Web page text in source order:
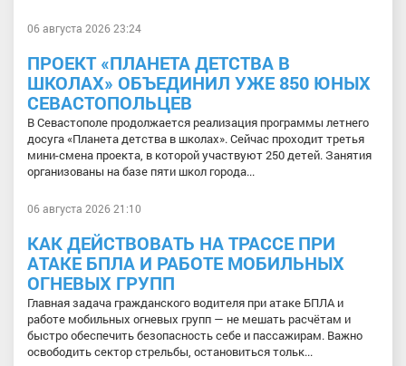
06 августа 2026 23:24
ПРОЕКТ «ПЛАНЕТА ДЕТСТВА В
ШКОЛАХ» ОБЪЕДИНИЛ УЖЕ 850 ЮНЫХ
СЕВАСТОПОЛЬЦЕВ
В Севастополе продолжается реализация программы летнего
досуга «Планета детства в школах». Сейчас проходит третья
мини-смена проекта, в которой участвуют 250 детей. Занятия
организованы на базе пяти школ города...
06 августа 2026 21:10
КАК ДЕЙСТВОВАТЬ НА ТРАССЕ ПРИ
АТАКЕ БПЛА И РАБОТЕ МОБИЛЬНЫХ
ОГНЕВЫХ ГРУПП
Главная задача гражданского водителя при атаке БПЛА и
работе мобильных огневых групп — не мешать расчётам и
быстро обеспечить безопасность себе и пассажирам. Важно
освободить сектор стрельбы, остановиться тольк...